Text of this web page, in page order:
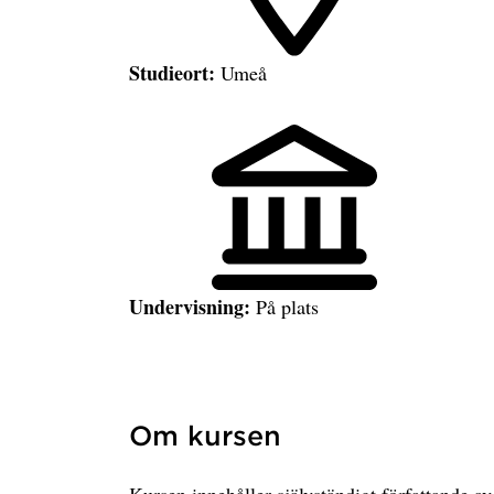
Studieort: Umeå
Undervisning: På plats
Om kursen